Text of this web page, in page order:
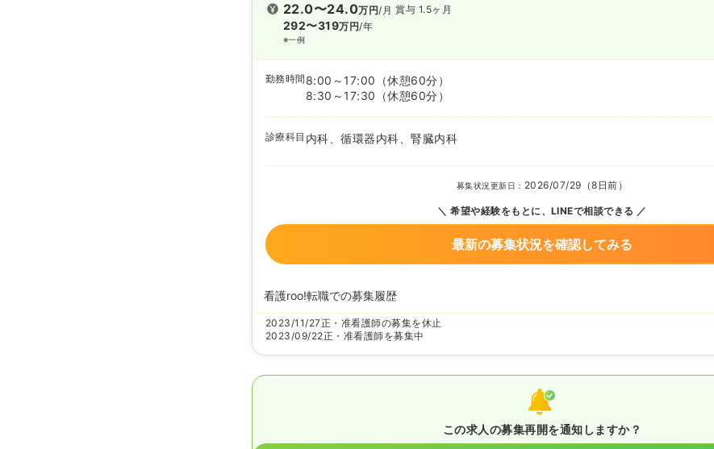
22.0〜24.0万円/月
292〜319万円/年
※一例
賞与 1.5ヶ月
勤務時間 8:00～17:00
（休憩60分）
8:30～17:30
（休憩60分）
診療科目 内科、循環器内科、腎臓内科
募集状況更新日： 2026/07/29（8日前）
希望や経験をもとに、LINEで相談できる
最新の募集状況を確認してみる
看護roo!転職での募集履歴
2023/11/27正・准看護師の募集を休止
2023/09/22正・准看護師を募集中
この求人の募集再開を通知しますか？